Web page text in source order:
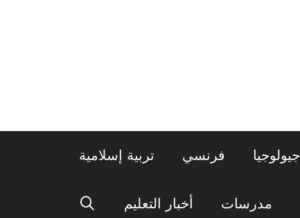
جيولوجيا فرنسي تربية إسلامية
مدرسات أخبار التعليم